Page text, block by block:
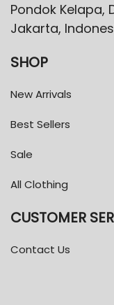
Pondok Kelapa,
Jakarta,
SHOP
New Arrivals
Best Sellers
Sale
All Clothing
CUSTOMER
Contact Us